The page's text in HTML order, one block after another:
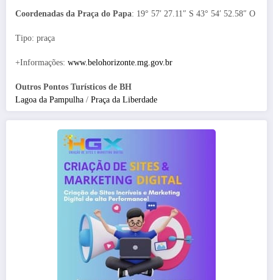
Coordenadas da Praça do Papa: 19° 57′ 27.11″ S 43° 54′ 52.58″ O
Tipo: praça
+Informações: www.belohorizonte.mg.gov.br
Outros Pontos Turísticos de BH
Lagoa da Pampulha / Praça da Liberdade